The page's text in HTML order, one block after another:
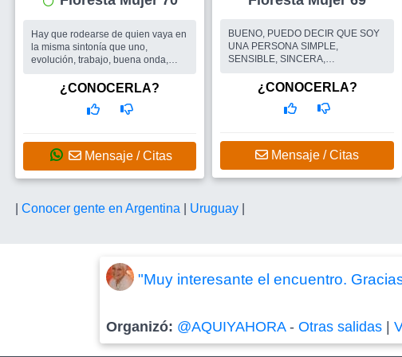
Hay que rodearse de quien vaya en
la misma sintonía que uno,
evolución, trabajo, buena onda,
seriedad.,Me gusta participar de
viajes,juegos de
mesa,bowling,caminatas,cine...
compañero , que valore la sonrisa y
el buen humor ,con ganas de
¿CONOCERLA?
Mensaje / Citas
BUENO, PUEDO DECIR QUE SOY
UNA PERSONA SIMPLE,
SENSIBLE, SINCERA,
GUSTA DIVERTIRME SANAMENTE
Y CONOCER GENTE NUEVA. UNA
FRASE: "LO ESENCIAL ES
GENTE COMO YO, Y SI SE DIERA
UNA PAREJA ¿PORQUE NO??? LA
¿CONOCERLA?
Mensaje / Citas
Conocer gente en Argentina Uruguay
"Muy interesante el encuentro.
Organizó: @AQUIYAHORA-Otras salidas |